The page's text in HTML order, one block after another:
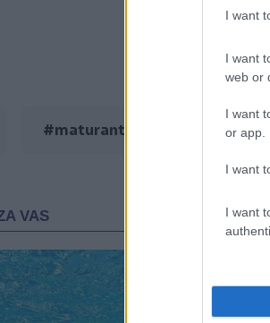
I want
I want
web or
I want
or app.
I want
I want
#maturantica #Posušje